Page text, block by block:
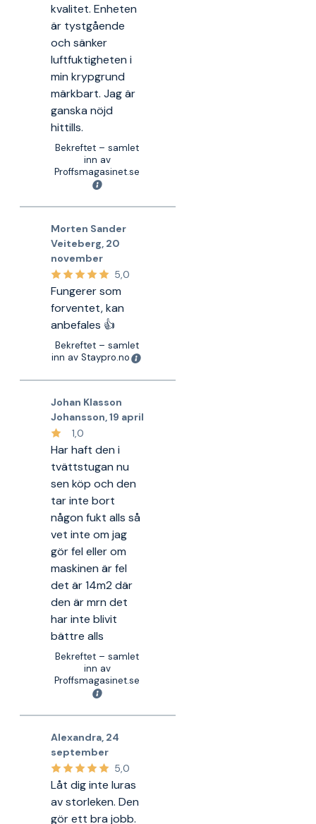
kvalitet. Enheten
är tystgående
och sänker
luftfuktigheten i
min krypgrund
märkbart. Jag är
ganska nöjd
hittills.
Bekreftet – samlet
inn av
Proffsmagasinet.se
Morten Sander
Veiteberg 20
november
5,0
Fungerer som
forventet, kan
anbefales 👍
Bekreftet – samlet
inn av Staypro.no
Johan Klasson
Johansson ,19 april
1,0
Har haft den i
tvättstugan nu
sen köp och den
tar inte bort
någon fukt alls så
vet inte om jag
gör fel eller om
maskinen är fel
det är 14m2 där
den är mrn det
har inte blivit
bättre alls
Bekreftet – samlet
inn av
Proffsmagasinet.se
Alexandra 24
september
5,0
Låt dig inte luras
av storleken. Den
gör ett bra jobb.